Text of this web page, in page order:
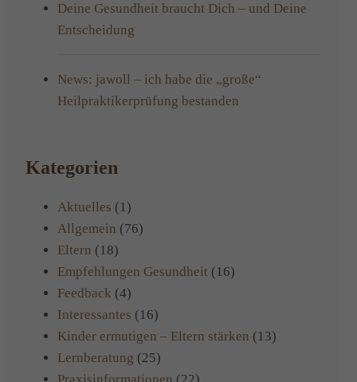
Deine Gesundheit braucht Dich – und Deine
Entscheidung
News: jawoll – ich habe die „große“
Heilpraktikerprüfung bestanden
Kategorien
Aktuelles (1)
Allgemein (76)
Eltern (18)
Empfehlungen Gesundheit (16)
Feedback (4)
Interessantes (16)
Kinder ermutigen – Eltern stärken (13)
Lernberatung (25)